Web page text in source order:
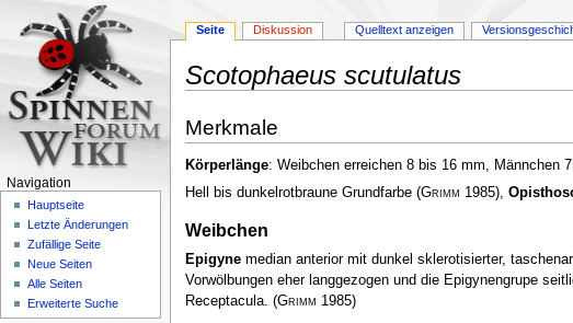
Scotophaeus scutulatus
Navigation
springen
Suche
springen
Merkmale
Körperlänge: Weibchen erreichen 8 bis 16 mm, Männchen
Hell bis dunkelrotbraune Grundfarbe (Grimm 1985),
Weibchen
Epigynemedian anterior mit dunkel sklerotisierter,
Vorwölbungen eher langgezogen und die Epigynengrupe
Receptacula. (Grimm 1985)
Seite Diskussion Quelltext anzeigen
Navigation
Hauptseite
Letzte Änderungen
Zufällige Seite
Neue Seiten
Alle Seiten
Erweiterte Suche